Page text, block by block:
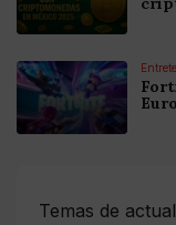
Temas de